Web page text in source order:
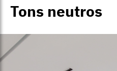
Tons neutros